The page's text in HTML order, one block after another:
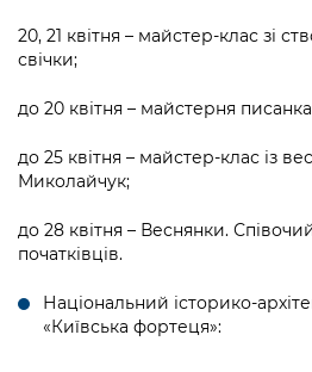
20, 21 квітня – майстер-клас зі
свічки;
до 20 квітня – майстерня
до 25 квітня – майстер-клас із
Миколайчук;
до 28 квітня – Веснянки.
початківців.
Національний історико-
«Київська фортеця»: